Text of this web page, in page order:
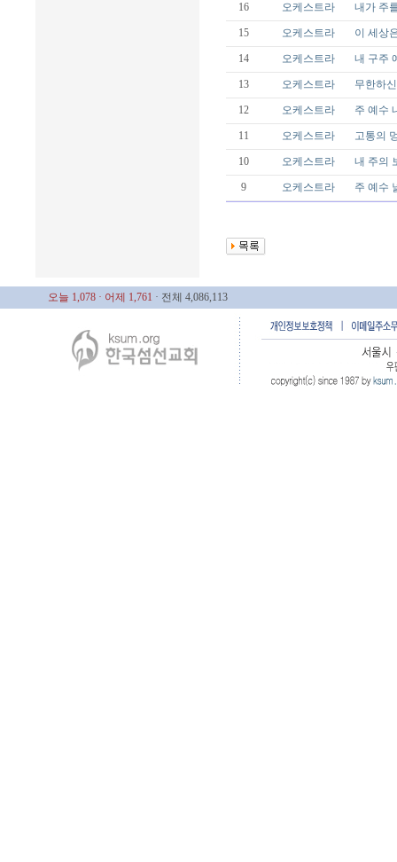
16 오케스트라 내가 주
15 오케스트라 이 세상
14 오케스트라 내 구주
13 오케스트라 무한하
12 오케스트라 주 예수
11 오케스트라 고통의
10 오케스트라 내 주의
9 오케스트라 주 예수
오늘 1,078 · 어제 1,761 · 전체 4,086,113